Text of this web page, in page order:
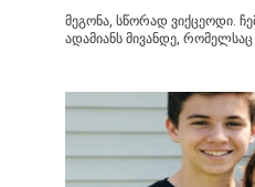
მეგონა, სწორად ვიქცეოდი.
ადამიანს მივანდე, რომელსაც